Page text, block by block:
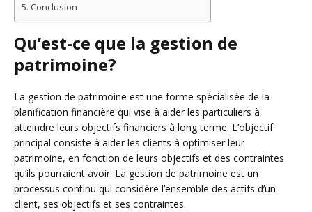
Conclusion
Qu’est-ce que la gestion de
patrimoine?
La gestion de patrimoine est une forme spécialisée de la
planification financière qui vise à aider les particuliers à
atteindre leurs objectifs financiers à long terme. L’objectif
principal consiste à aider les clients à optimiser leur
patrimoine, en fonction de leurs objectifs et des contraintes
qu’ils pourraient avoir. La gestion de patrimoine est un
processus continu qui considère l’ensemble des actifs d’un
client, ses objectifs et ses contraintes.